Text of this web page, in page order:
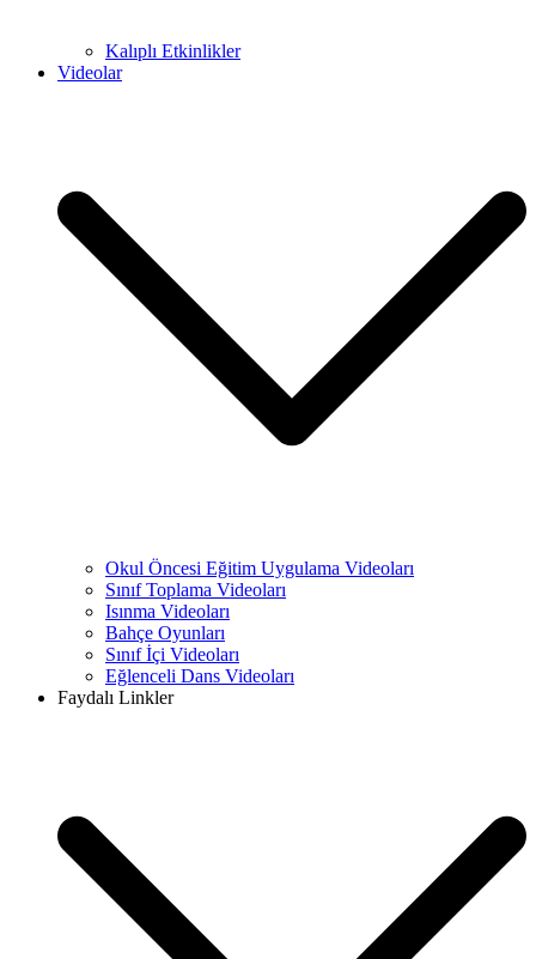
Kalıplı Etkinlikler
Videolar
Okul Öncesi Eğitim Uygulama Videoları
Sınıf Toplama Videoları
Isınma Videoları
Bahçe Oyunları
Sınıf İçi Videoları
Eğlenceli Dans Videoları
Faydalı Linkler